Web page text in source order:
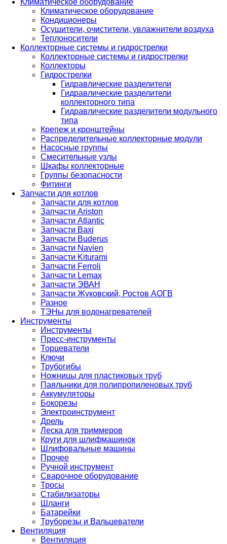
Климатическое оборудование
Климатическое оборудование
Кондиционеры
Осушители, очистители, увлажнители воздуха
Теплоносители
Коллекторные системы и гидрострелки
Коллекторные системы и гидрострелки
Коллекторы
Гидрострелки
Гидравлические разделители
Гидравлические разделители
коллекторного типа
Гидравлические разделители модульного
типа
Крепеж и кронштейны
Распределительные коллекторные модули
Насосные группы
Смесительные узлы
Шкафы коллекторные
Группы безопасности
Фитинги
Запчасти для котлов
Запчасти для котлов
Запчасти Ariston
Запчасти Atlantic
Запчасти Baxi
Запчасти Buderus
Запчасти Navien
Запчасти Kiturami
Запчасти Ferroli
Запчасти Lemax
Запчасти ЭВАН
Запчасти Жуковский, Ростов АОГВ
Разное
ТЭНы для водонагревателей
Инструменты
Инструменты
Пресс-инструменты
Торцеватели
Ключи
Трубогибы
Ножницы для пластиковых труб
Паяльники для полипропиленовых труб
Аккумуляторы
Бокорезы
Электроинструмент
Дрель
Леска для триммеров
Круги для шлифмашинок
Шлифовальные машины
Прочее
Ручной инструмент
Сварочное оборудование
Тросы
Стабилизаторы
Шланги
Батарейки
Труборезы и Вальцеватели
Вентиляция
Вентиляция